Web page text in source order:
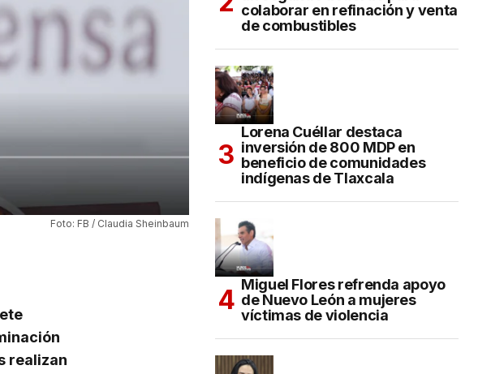
Foto: FB / Claudia Sheinbaum
realizan
colaborar en refinación y venta
de combustibles
Lorena Cuéllar destaca
inversión de 800 MDP en
beneficio de comunidades
indígenas de Tlaxcala
Miguel Flores refrenda apoyo
de Nuevo León a mujeres
víctimas de violencia